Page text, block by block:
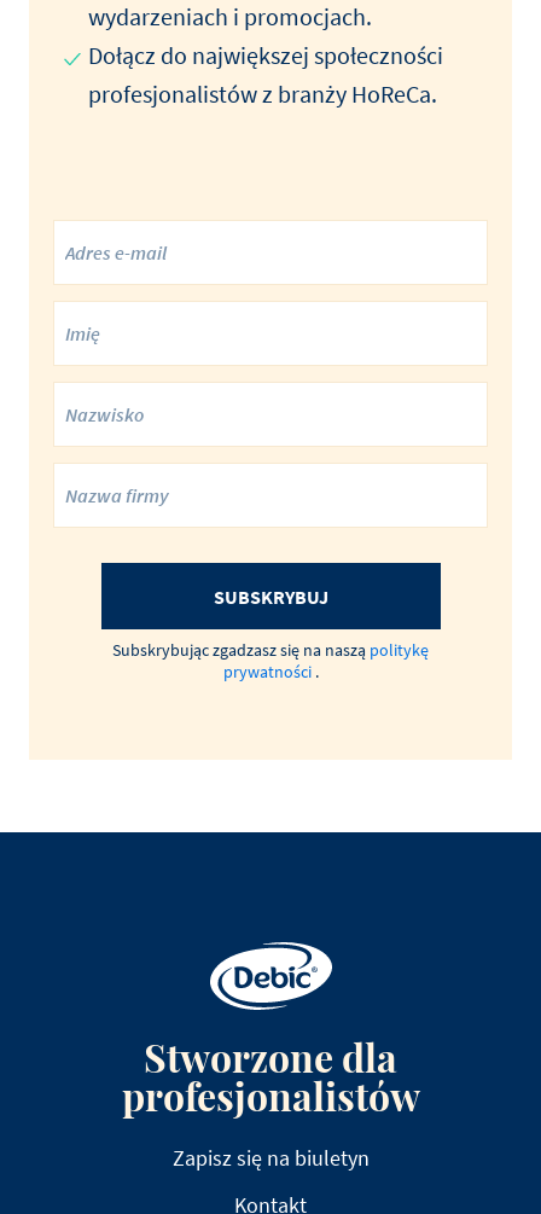
wydarzeniach i promocjach.
Dołącz do największej społeczności
profesjonalistów z branży HoReCa.
SUBSKRYBUJ
Subskrybując zgadzasz się na naszą politykę
prywatności .
Stworzone dla
profesjonalistów
Zapisz się na biuletyn
Kontakt